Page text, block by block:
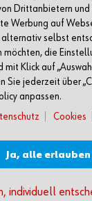
Gewerbetreibende,
Drittanbietern
Werbung auf
selbst
möchten, die
Klick auf
Sie jederzeit über
anpassen.
Cookies
Ja, alle erlauben
individuell